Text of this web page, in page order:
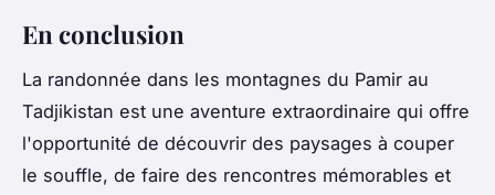
En conclusion
La randonnée dans les montagnes du Pamir au
Tadjikistan est une aventure extraordinaire qui offre
l'opportunité de découvrir des paysages à couper
le souffle, de faire des rencontres mémorables et